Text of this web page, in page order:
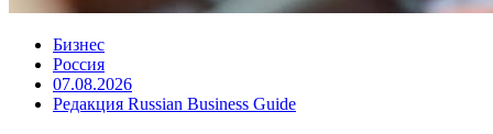
Бизнес
Россия
07.08.2026
Редакция Russian Business Guide